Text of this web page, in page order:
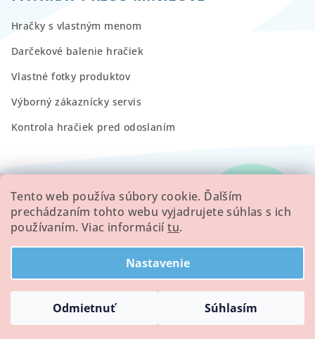
Tento web používa súbory cookie. Ďalším
prechádzaním tohto webu vyjadrujete súhlas s ich
používaním. Viac informáciítu.
Nastavenie
Odmietnuť Súhlasím
Hračky s vlastným menom
Darčekové balenie hračiek
Vlastné fotky produktov
Výborný zákaznícky servis
Kontrola hračiek pred odoslaním
RECENZIE
Všetky hodnotenie obchodu
Copyright 2026Minilove. Všetky práva vyhradené.
Vytvoril Shoptet